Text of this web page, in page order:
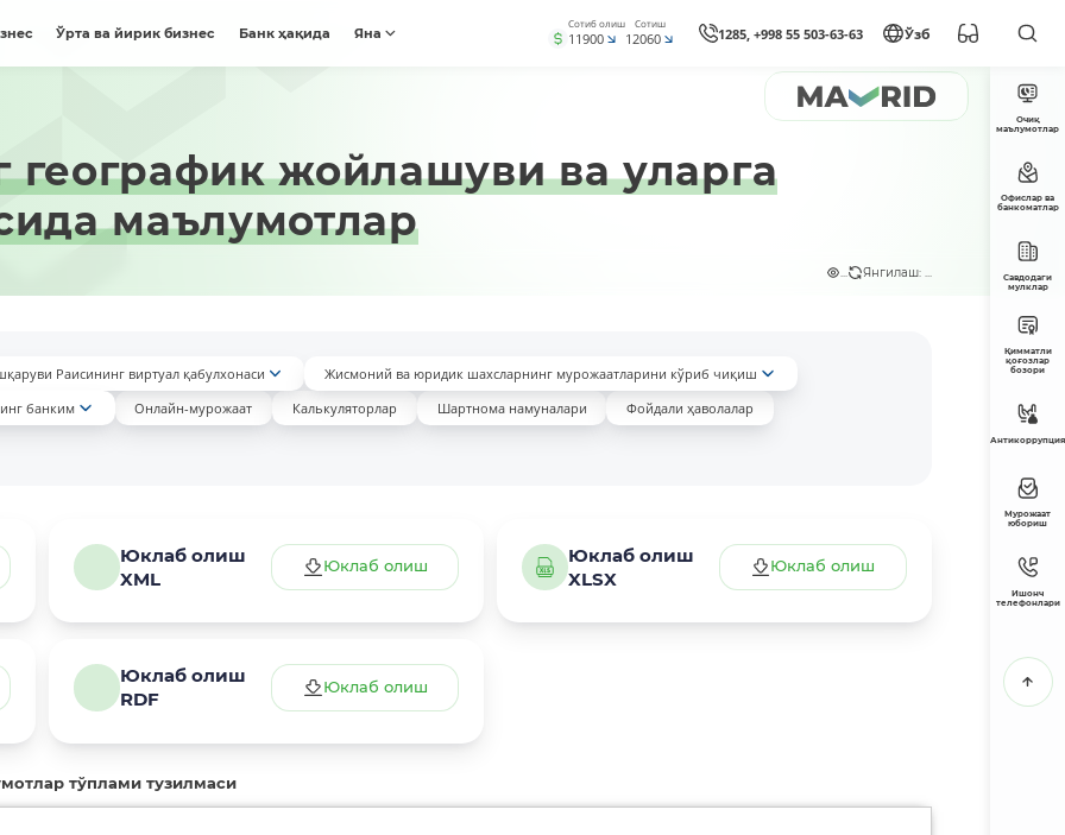
Ўрта ва йирик бизнес Банк ҳақида Яна
Сотиб олиш
11900
Сотиш
12060 1285, +998 55 503-63-63 Ўзб
географик жойлашуви ва уларга
маълумотлар
Янгилаш: ...
Раисининг виртуал қабулхонаси
Жисмоний ва юридик шахсларнинг мурожаатларини кўриб чиқиш
банким Онлайн-мурожаат Калькуляторлар Шартнома намуналари
Фойдали ҳаволалар
Юклаб олиш
XML
Юклаб олиш
Юклаб олиш
XLSX
Юклаб олиш
Юклаб олиш
RDF
Юклаб олиш
тўплами тузилмаси
Очиқ
маълумотлар
Офислар ва
банкоматлар
Савдодаги
мулклар
Қимматли
қоғозлар
бозори
Антикоррупция
Мурожаат
юбориш
Ишонч
телефонлари